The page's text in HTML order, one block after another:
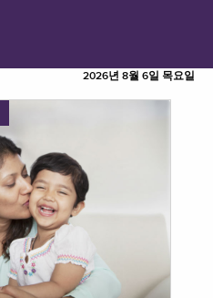
2026년 8월 6일 목요일